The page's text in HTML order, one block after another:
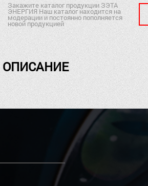
Закажите каталог продукции ЗЭТА
ЭНЕРГИЯ Наш каталог находится на
модерации и постоянно пополняется
новой продукцией
ОПИСАНИЕ